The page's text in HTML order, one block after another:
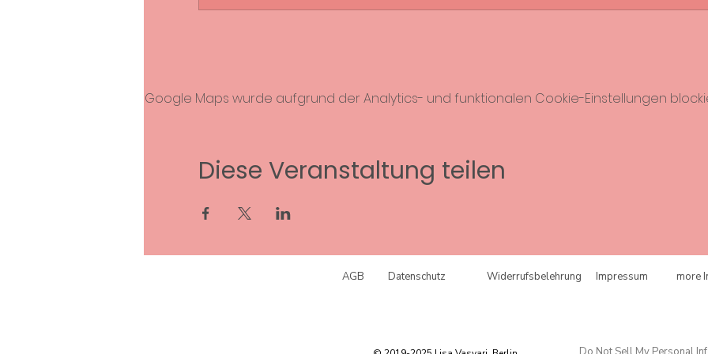
Google Maps wurde aufgrund der Analytics- und funktionalen Cookie-Einstellungen
Diese Veranstaltung teilen
Datenschutz
AGB Widerrufsbelehrung Impressum more